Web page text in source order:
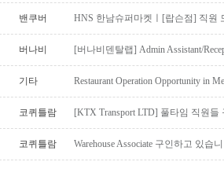
밴쿠버 HNS 한남슈퍼마켓ㅣ[랍슨점] 직원
버나비 [버나비덴탈랩] Admin Assistant/
기타 Restaurant Operation Opportunity in
코퀴틀람 [KTX Transport LTD] 풀타임 직원
코퀴틀람 Warehouse Associate 구인하고 있습